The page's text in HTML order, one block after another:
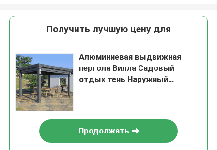
Получить лучшую цену для
Алюминиевая выдвижная
пергола Вилла Садовый
отдых тень Наружный
Продолжать